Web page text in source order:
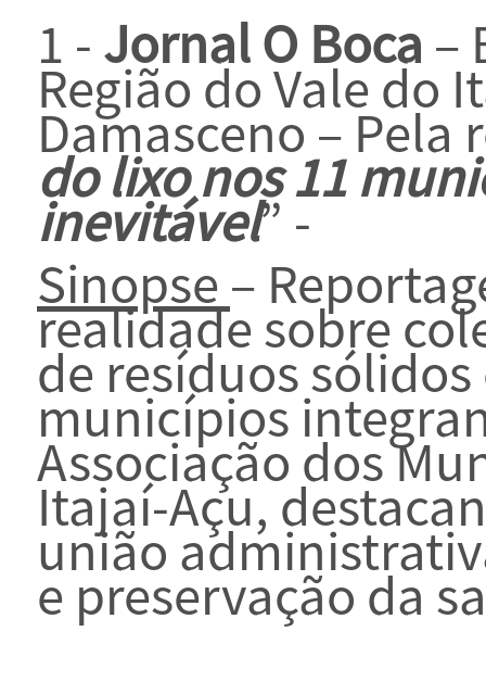
1 - Jornal O Boca –
Região do Vale do
Damasceno –
do lixo nos 11
inevitável” -
Sinopse –
realidade sobre
de resíduos
municípios
Associação dos
Itajaí-Açu,
união
e preservação da